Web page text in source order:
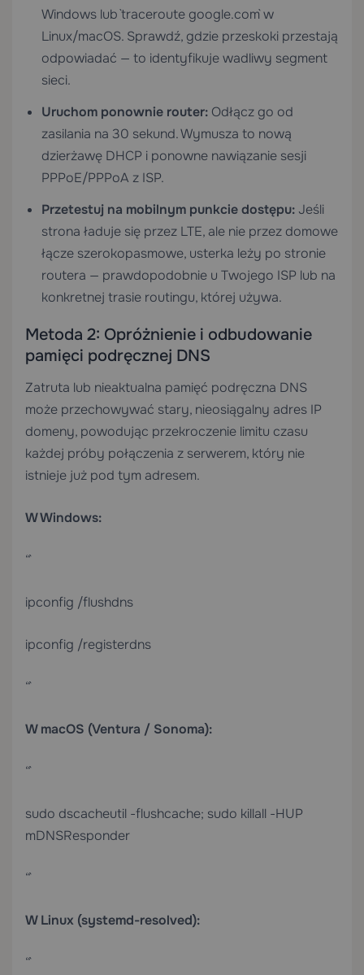
Windows lub `traceroute google.com` w
Linux/macOS. Sprawdź, gdzie przeskoki przestają
odpowiadać — to identyfikuje wadliwy segment
sieci.
Uruchom ponownie router: Odłącz go od
zasilania na 30 sekund. Wymusza to nową
dzierżawę DHCP i ponowne nawiązanie sesji
PPPoE/PPPoA z ISP.
Przetestuj na mobilnym punkcie dostępu: Jeśli
strona ładuje się przez LTE, ale nie przez domowe
łącze szerokopasmowe, usterka leży po stronie
routera — prawdopodobnie u Twojego ISP lub na
konkretnej trasie routingu, której używa.
Metoda 2: Opróżnienie i odbudowanie
pamięci podręcznej DNS
Zatruta lub nieaktualna pamięć podręczna DNS
może przechowywać stary, nieosiągalny adres IP
domeny, powodując przekroczenie limitu czasu
każdej próby połączenia z serwerem, który nie
istnieje już pod tym adresem.
W Windows:
“`
ipconfig /flushdns
ipconfig /registerdns
“`
W macOS (Ventura / Sonoma):
“`
sudo dscacheutil -flushcache; sudo killall -HUP
mDNSResponder
“`
W Linux (systemd-resolved):
“`